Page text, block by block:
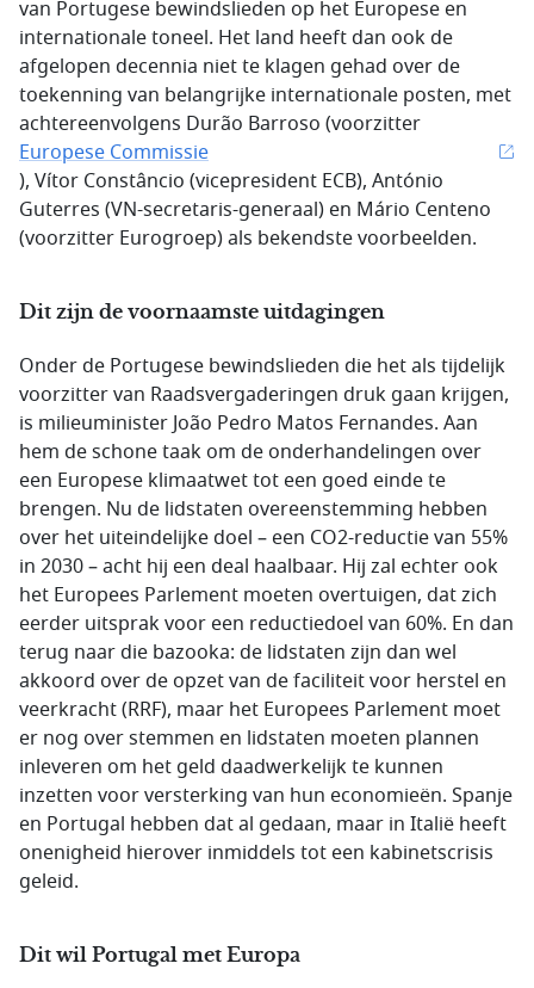
van Portugese bewindslieden op het Europese en
internationale toneel. Het land heeft dan ook de
afgelopen decennia niet te klagen gehad over de
toekenning van belangrijke internationale posten, met
achtereenvolgens Durão Barroso (voorzitter
Europese Commissie
), Vítor Constâncio (vicepresident ECB), António
Guterres (VN-secretaris-generaal) en Mário Centeno
(voorzitter Eurogroep) als bekendste voorbeelden.
Dit zijn de voornaamste uitdagingen
Onder de Portugese bewindslieden die het als tijdelijk
voorzitter van Raadsvergaderingen druk gaan krijgen,
is milieuminister João Pedro Matos Fernandes. Aan
hem de schone taak om de onderhandelingen over
een Europese klimaatwet tot een goed einde te
brengen. Nu de lidstaten overeenstemming hebben
over het uiteindelijke doel – een CO2-reductie van 55%
in 2030 – acht hij een deal haalbaar. Hij zal echter ook
het Europees Parlement moeten overtuigen, dat zich
eerder uitsprak voor een reductiedoel van 60%. En dan
terug naar die bazooka: de lidstaten zijn dan wel
akkoord over de opzet van de faciliteit voor herstel en
veerkracht (RRF), maar het Europees Parlement moet
er nog over stemmen en lidstaten moeten plannen
inleveren om het geld daadwerkelijk te kunnen
inzetten voor versterking van hun economieën. Spanje
en Portugal hebben dat al gedaan, maar in Italië heeft
onenigheid hierover inmiddels tot een kabinetscrisis
geleid.
Dit wil Portugal met Europa